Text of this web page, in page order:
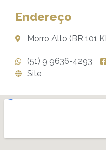
Endereço
Morro Alto (BR 101
(51) 9 9636-4293
Site